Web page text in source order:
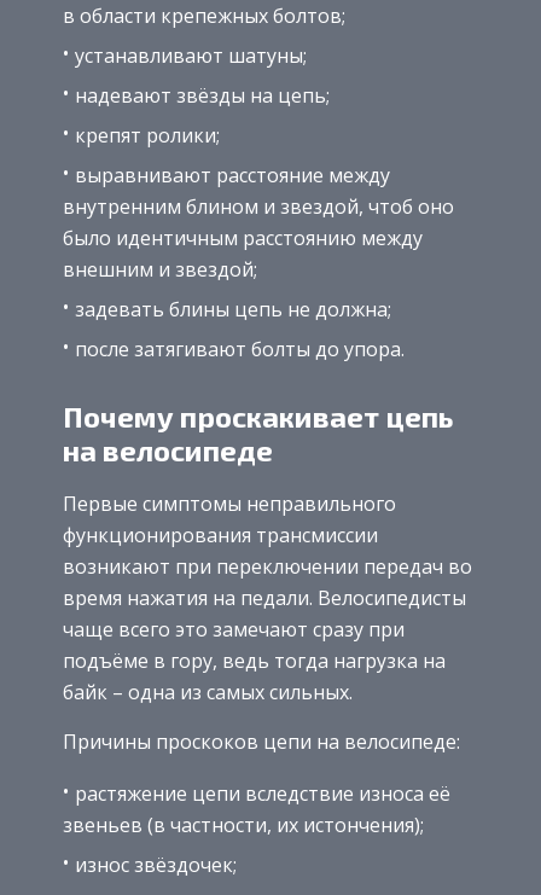
в области крепежных болтов;
устанавливают шатуны;
надевают звёзды на цепь;
крепят ролики;
выравнивают расстояние между
внутренним блином и звездой, чтоб оно
было идентичным расстоянию между
внешним и звездой;
задевать блины цепь не должна;
после затягивают болты до упора.
Почему проскакивает цепь
на велосипеде
Первые симптомы неправильного
функционирования трансмиссии
возникают при переключении передач во
время нажатия на педали. Велосипедисты
чаще всего это замечают сразу при
подъёме в гору, ведь тогда нагрузка на
байк – одна из самых сильных.
Причины проскоков цепи на велосипеде:
растяжение цепи вследствие износа её
звеньев (в частности, их истончения);
износ звёздочек;